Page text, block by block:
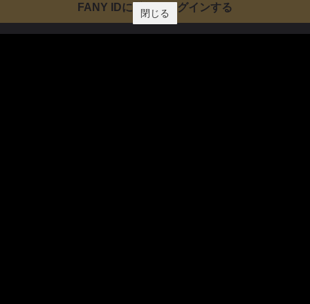
FANY IDに登録・ログインする
閉じる